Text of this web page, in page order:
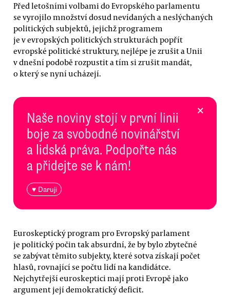
Před letošními volbami do Evropského parlamentu
se vyrojilo množství dosud nevídaných a neslýchaných
politických subjektů, jejichž programem
je v evropských politických strukturách popřít
evropské politické struktury, nejlépe je zrušit a Unii
v dnešní podobě rozpustit a tím si zrušit mandát,
o který se nyní ucházejí.
Naše noviny stojí v první linii
boje za svobodné novinářství
a lidská práva. Podpořte nás
a přidejte se k nám!
♥ Daruji
×
Euroskeptický program pro Evropský parlament
je politický počin tak absurdní, že by bylo zbytečné
se zabývat těmito subjekty, které sotva získají počet
hlasů, rovnající se počtu lidí na kandidátce.
Nejchytřejší euroskeptici mají proti Evropě jako
argument její demokratický deficit.